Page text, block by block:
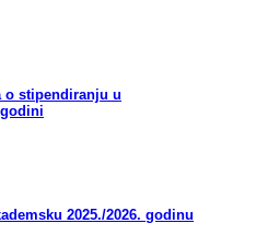
o stipendiranju u
2025./2026. godinu